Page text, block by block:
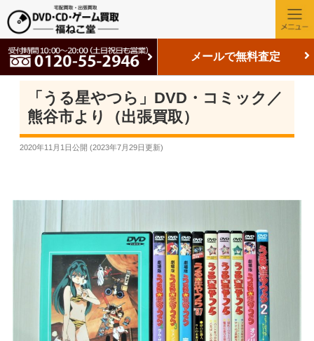
メールで無料査定
「うる星やつら」DVD・コミック／
熊谷市より（出張買取）
2020年11月1日公開 (2023年7月29日更新)